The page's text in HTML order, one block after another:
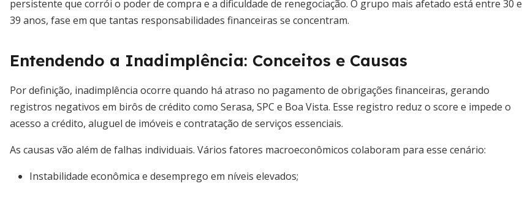
persistente que corrói o poder de compra e a dificuldade de renegociação. O grupo mais afetado está entre 30 e
39 anos, fase em que tantas responsabilidades financeiras se concentram.
Entendendo a Inadimplência: Conceitos e Causas
Por definição, inadimplência ocorre quando há atraso no pagamento de obrigações financeiras, gerando
registros negativos em birôs de crédito como Serasa, SPC e Boa Vista. Esse registro reduz o score e impede o
acesso a crédito, aluguel de imóveis e contratação de serviços essenciais.
As causas vão além de falhas individuais. Vários fatores macroeconômicos colaboram para esse cenário:
Instabilidade econômica e desemprego em níveis elevados;